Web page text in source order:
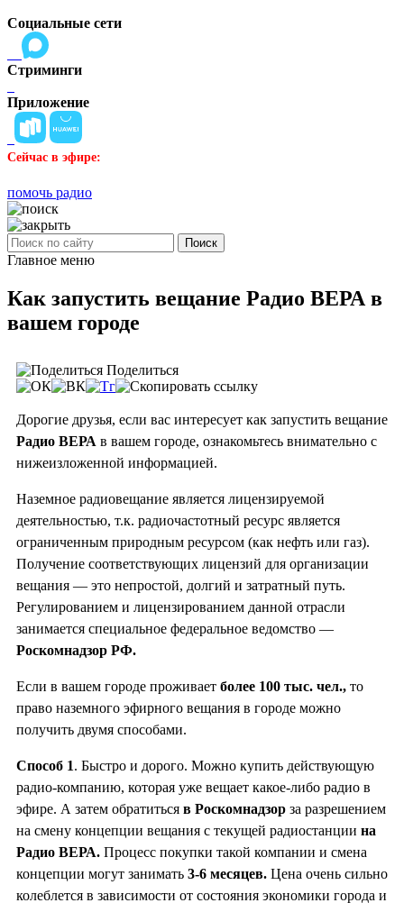
Социальные сети
Стриминги
Приложение
Сейчас в эфире:
помочь радио
Поиск
Главное меню
Как запустить вещание Радио ВЕРА в
вашем городе
Поделиться
Дорогие друзья, если вас интересует как запустить вещание
Радио ВЕРА в вашем городе, ознакомьтесь внимательно с
нижеизложенной информацией.
Наземное радиовещание является лицензируемой
деятельностью, т.к. радиочастотный ресурс является
ограниченным природным ресурсом (как нефть или газ).
Получение соответствующих лицензий для организации
вещания — это непростой, долгий и затратный путь.
Регулированием и лицензированием данной отрасли
занимается специальное федеральное ведомство —
Роскомнадзор РФ.
Если в вашем городе проживает более 100 тыс. чел., то
право наземного эфирного вещания в городе можно
получить двумя способами.
Способ 1. Быстро и дорого. Можно купить действующую
радио-компанию, которая уже вещает какое-либо радио в
эфире. А затем обратиться в Роскомнадзор за разрешением
на смену концепции вещания с текущей радиостанции на
Радио ВЕРА. Процесс покупки такой компании и смена
концепции могут занимать 3-6 месяцев. Цена очень сильно
колеблется в зависимости от состояния экономики города и